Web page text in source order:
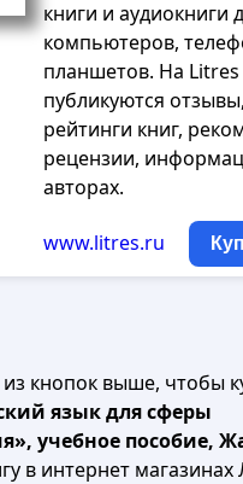
книги и аудиокниги
компьютеров,
планшетов. На Litres
публикуются отзывы,
рейтинги книг,
рецензии,
авторах.
www.litres.ru
кнопок выше, чтобы
язык для сферы
учебное пособие,
в интернет магазинах